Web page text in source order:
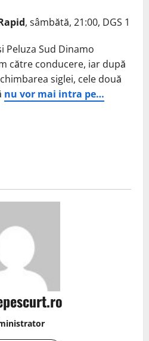
, sâmbătă, 21:00, DGS 1
Peluza Sud Dinamo
către conducere, iar după
siglei, cele două
nu vor mai intra pe…